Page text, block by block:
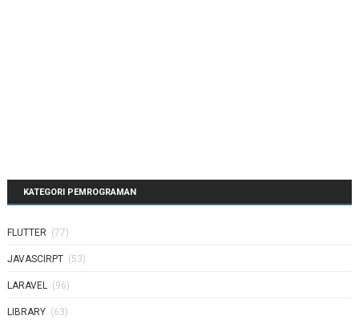
KATEGORI PEMROGRAMAN
FLUTTER (77)
JAVASCIRPT (53)
LARAVEL (96)
LIBRARY (63)